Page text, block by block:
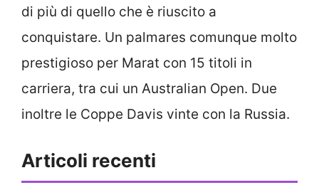
di più di quello che è riuscito a
conquistare. Un palmares comunque molto
prestigioso per Marat con 15 titoli in
carriera, tra cui un Australian Open. Due
inoltre le Coppe Davis vinte con la Russia.
Articoli recenti